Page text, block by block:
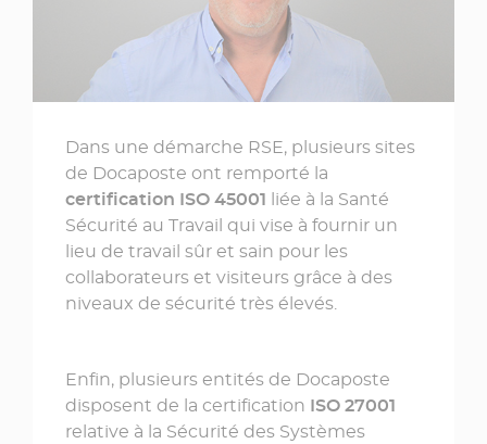
Dans une démarche RSE, plusieurs sites
de Docaposte ont remporté la
certification ISO 45001 liée à la Santé
Sécurité au Travail qui vise à fournir un
lieu de travail sûr et sain pour les
collaborateurs et visiteurs grâce à des
niveaux de sécurité très élevés.
Enfin, plusieurs entités de Docaposte
disposent de la certification ISO 27001
relative à la Sécurité des Systèmes